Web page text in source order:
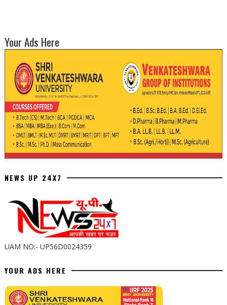
Your Ads Here
NEWS UP 24X7
UAM NO:- UP56D0024359
YOUR ADS HERE